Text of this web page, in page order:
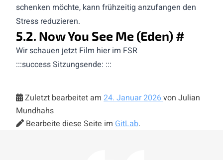
schenken möchte, kann frühzeitig anzufangen den
Stress reduzieren.
5.2. Now You See Me (Eden) #
Wir schauen jetzt Film hier im FSR
:::success Sitzungsende: :::
Zuletzt bearbeitet am 24. Januar 2026von Julian
Mundhahs
Bearbeite diese Seite im GitLab.